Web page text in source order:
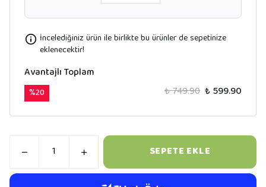
İncelediğiniz ürün ile birlikte bu ürünler de sepetinize
eklenecektir!
Avantajlı Toplam
%20 ₺ 749.90 ₺ 599.90
SEPETE EKLE